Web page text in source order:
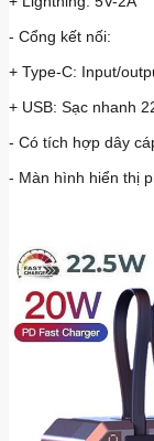
- Cổng kết nối:
+ Type-C: Input/
+ USB: Sạc nhanh
- Có tích hợp dây
- Màn hình hiển thị